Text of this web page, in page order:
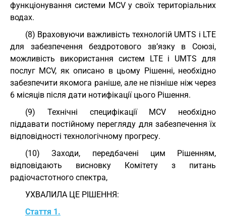
функціонування системи MCV у своїх територіальних
водах.
(8) Враховуючи важливість технологій UMTS і LTE
для забезпечення бездротового зв’язку в Союзі,
можливість використання систем LTE і UMTS для
послуг MCV, як описано в цьому Рішенні, необхідно
забезпечити якомога раніше, але не пізніше ніж через
6 місяців після дати нотифікації цього Рішення.
(9) Технічні специфікації MCV необхідно
піддавати постійному перегляду для забезпечення їх
відповідності технологічному прогресу.
(10) Заходи, передбачені цим Рішенням,
відповідають висновку Комітету з питань
радіочастотного спектра,
УХВАЛИЛА ЦЕ РІШЕННЯ:
Стаття 1.